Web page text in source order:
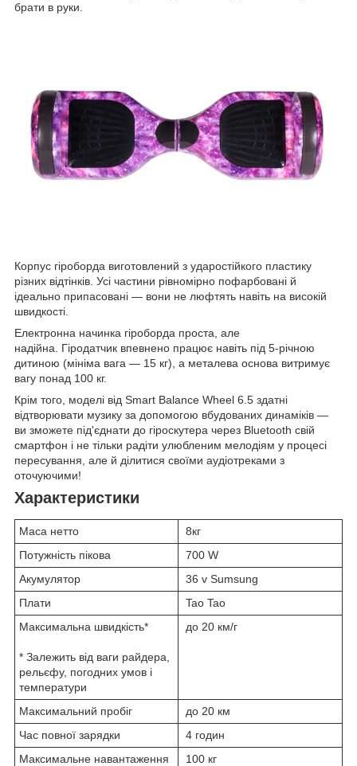
брати в руки.
Корпус гіроборда виготовлений з ударостійкого пластику
різних відтінків. Усі частини рівномірно пофарбовані й
ідеально припасовані — вони не люфтять навіть на високій
швидкості.
Електронна начинка гіроборда проста, але
надійна. Гіродатчик впевнено працює навіть під 5-річною
дитиною (мініма вага — 15 кг), а металева основа витримує
вагу понад 100 кг.
Крім того, моделі від Smart Balance Wheel 6.5 здатні
відтворювати музику за допомогою вбудованих динаміків —
ви зможете під'єднати до гіроскутера через Bluetooth свій
смартфон і не тільки радіти улюбленим мелодіям у процесі
пересування, але й ділитися своїми аудіотреками з
оточуючими!
Характеристики
Маса нетто
8кг
Потужність пікова
700 W
Акумулятор
36 v Sumsung
Плати
Tao Tao
Максимальна швидкість*
* Залежить від ваги райдера,
рельєфу, погодних умов і
температури
до 20 км/г
Максимальний пробіг
до 20 км
Час повної зарядки
4 годин
Максимальне навантаження
100 кг